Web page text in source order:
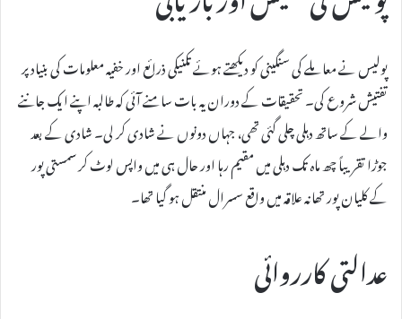
پولیس نے معاملے کی سنگینی کو دیکھتے ہوئے تکنیکی ذرائع اور خفیہ معلومات کی بنیاد پر
تفتیش شروع کی۔ تحقیقات کے دوران یہ بات سامنے آئی کہ طالبہ اپنے ایک جاننے
والے کے ساتھ دہلی چلی گئی تھی، جہاں دونوں نے شادی کر لی۔ شادی کے بعد
جوڑا تقریباً چھ ماہ تک دہلی میں مقیم رہا اور حال ہی میں واپس لوٹ کر سمستی پور
کے کلیان پور تھانہ علاقہ میں واقع سسرال منتقل ہو گیا تھا۔
عدالتی کارروائی